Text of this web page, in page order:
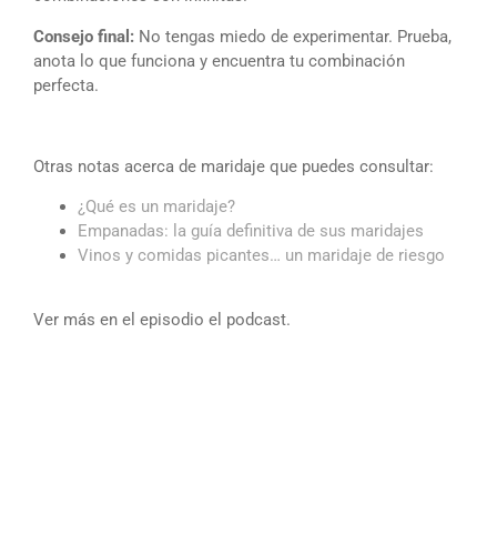
Consejo final: No tengas miedo de experimentar. Prueba,
anota lo que funciona y encuentra tu combinación
perfecta.
Otras notas acerca de maridaje que puedes consultar:
¿Qué es un maridaje?
Empanadas: la guía definitiva de sus maridajes
Vinos y comidas picantes… un maridaje de riesgo
Ver más en el episodio el podcast.